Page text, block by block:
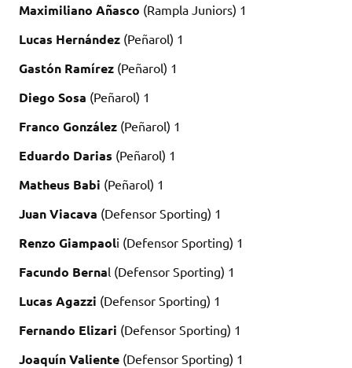
Maximiliano Añasco (Rampla Juniors) 1
Lucas Hernández (Peñarol) 1
Gastón Ramírez (Peñarol) 1
Diego Sosa (Peñarol) 1
Franco González (Peñarol) 1
Eduardo Darias (Peñarol) 1
Matheus Babi (Peñarol) 1
Juan Viacava (Defensor Sporting) 1
Renzo Giampaoli (Defensor Sporting) 1
Facundo Bernal (Defensor Sporting) 1
Lucas Agazzi (Defensor Sporting) 1
Fernando Elizari (Defensor Sporting) 1
Joaquín Valiente (Defensor Sporting) 1